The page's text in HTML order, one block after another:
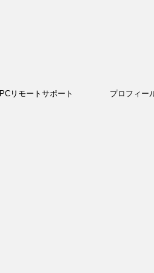
PCリモートサポート プロフィー